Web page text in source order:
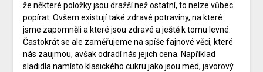
že některé položky jsou dražší než ostatní, to nelze vůbec
popírat. Ovšem existují také zdravé potraviny, na které
jsme zapomněli a které jsou zdravé a ještě k tomu levné.
Častokrát se ale zaměřujeme na spíše fajnové věci, které
nás zaujmou, avšak odradí nás jejich cena. Například
sladidla namísto klasického cukru jako jsou med, javorový